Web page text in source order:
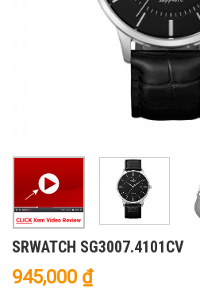
SRWATCH SG3007.4101CV
945,000 ₫